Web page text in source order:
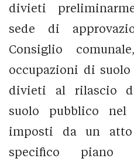
divieti
sede di
Consiglio
occupazioni di
divieti al rilascio
suolo pubblico nel
imposti da un atto
specifico piano